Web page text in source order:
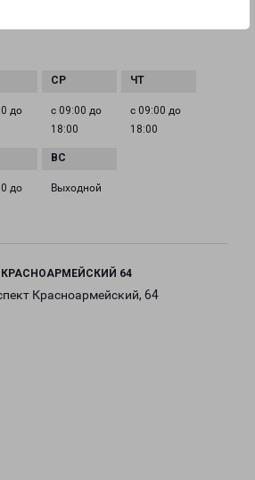
до
с 09:00 до
18:00
с 09:00 до
18:00
до
Выходной
64
Красноармейский, 64